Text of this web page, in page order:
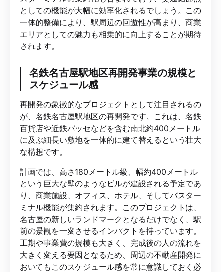
としての機能が大幅に効率化されるでしょう。この
一体的整備により、駅周辺の回遊性が高まり、商業
エリアとしての魅力も相乗的に向上することが期待
されます。
名鉄名古屋駅地区再開発事業の規模と
スケジュール感
再開発の象徴的なプロジェクトとして注目されるの
が、名鉄名古屋駅地区の再開発です。これは、名鉄
百貨店や近鉄パッセなどを含む南北約400メートル
に及ぶ細長い敷地を一体的に建て替えるという壮大
な構想です。
計画では、高さ180メートル級、幅約400メートル
という巨大な壁のようなビルが建設される予定であ
り、商業施設、オフィス、ホテル、そしてバスター
ミナル機能が集約されます。このプロジェクトは、
名古屋の新しいランドマークとなるだけでなく、駅
前の景観を一変させるインパクトを持っています。
工期や事業費の規模も大きく、完成後の人の流れを
大きく変える要因となるため、周辺の不動産開発に
おいてもこのスケジュール感を常に意識しておく必